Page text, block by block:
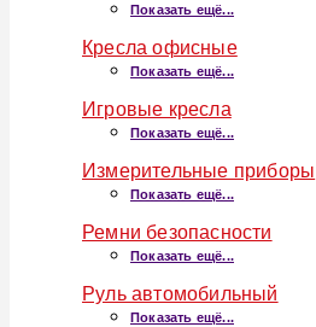
Показать ещё...
Кресла офисные
Показать ещё...
Игровые кресла
Показать ещё...
Измерительные приборы
Показать ещё...
Ремни безопасности
Показать ещё...
Руль автомобильный
Показать ещё...